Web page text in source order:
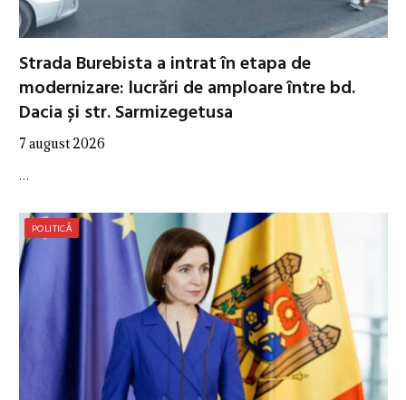
Strada Burebista a intrat în etapa de
modernizare: lucrări de amploare între bd.
Dacia și str. Sarmizegetusa
7 august 2026
…
POLITICĂ